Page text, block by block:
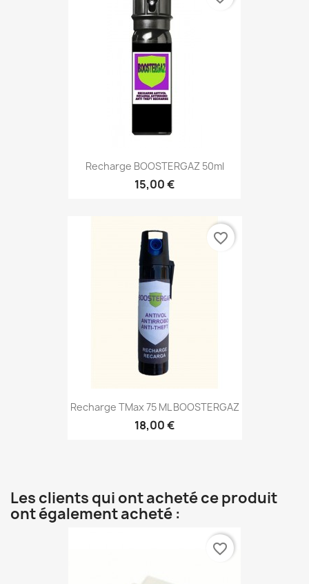
Recharge BOOSTERGAZ 50ml
15,00 €
Recharge TMax 75 ML BOOSTERGAZ
18,00 €
favorite_border
Les clients qui ont acheté ce produit
ont également acheté :
favorite_border